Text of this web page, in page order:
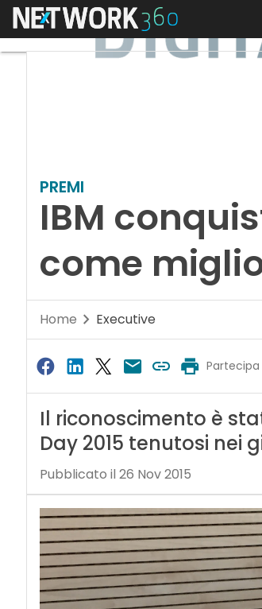
Menu
PREMI
IBM
come
Home Executive
Il riconoscimento è
Day 2015 tenutosi nei
Pubblicato il 26 Nov 2015